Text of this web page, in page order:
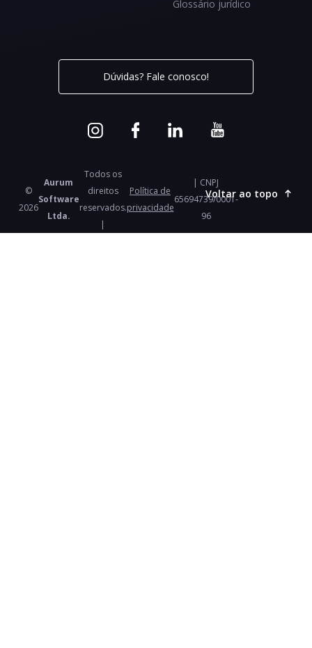
Glossário jurídico
Dúvidas? Fale conosco!
©
2026
Aurum
Software
Ltda.
Todos os
direitos
reservados.
|
Política de
privacidade
| CNPJ
65694739/0001-
96
Voltar ao topo